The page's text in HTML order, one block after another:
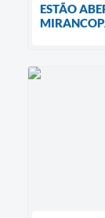
ESTÃO